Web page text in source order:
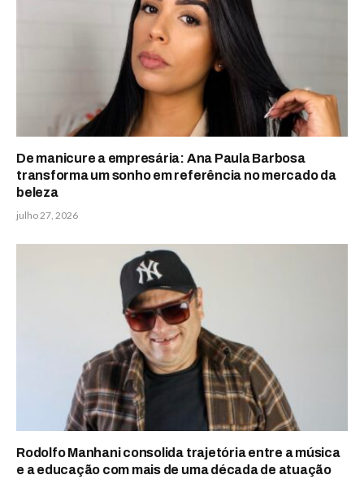
De manicure a empresária: Ana Paula Barbosa
transforma um sonho em referência no mercado da
beleza
julho 27, 2026
Rodolfo Manhani consolida trajetória entre a música
e a educação com mais de uma década de atuação